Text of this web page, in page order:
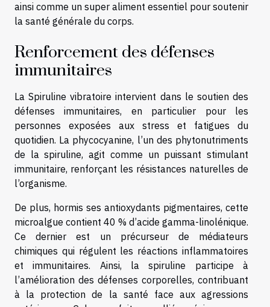
ainsi comme un super aliment essentiel pour soutenir
la santé générale du corps.
Renforcement des défenses
immunitaires
La Spiruline vibratoire intervient dans le soutien des
défenses immunitaires, en particulier pour les
personnes exposées aux stress et fatigues du
quotidien. La phycocyanine, l’un des phytonutriments
de la spiruline, agit comme un puissant stimulant
immunitaire, renforçant les résistances naturelles de
l’organisme.
De plus, hormis ses antioxydants pigmentaires, cette
microalgue contient 40 % d’acide gamma-linolénique.
Ce dernier est un précurseur de médiateurs
chimiques qui régulent les réactions inflammatoires
et immunitaires. Ainsi, la spiruline participe à
l’amélioration des défenses corporelles, contribuant
à la protection de la santé face aux agressions